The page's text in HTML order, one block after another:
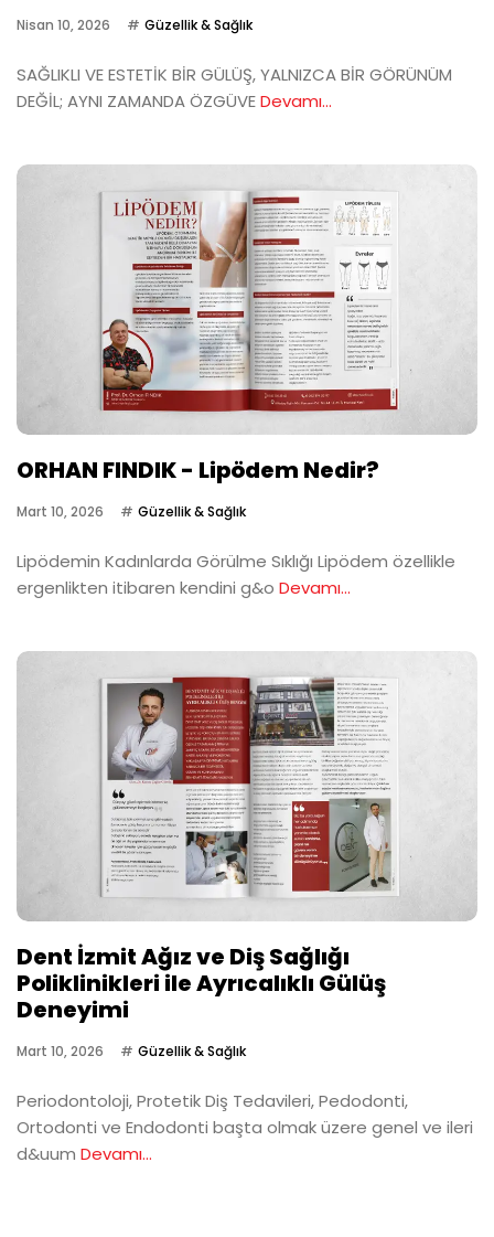
Nisan 10, 2026 Güzellik & Sağlık
SAĞLIKLI VE ESTETİK BİR GÜLÜŞ, YALNIZCA BİR GÖRÜNÜM
DEĞİL; AYNI ZAMANDA ÖZGÜVEDevamı...
ORHAN FINDIK - Lipödem Nedir?
Mart 10, 2026 Güzellik & Sağlık
Lipödemin Kadınlarda Görülme Sıklığı Lipödem özellikle
ergenlikten itibaren kendini g&o Devamı...
Dent İzmit Ağız ve Diş Sağlığı
Poliklinikleri ile Ayrıcalıklı Gülüş
Deneyimi
Mart 10, 2026 Güzellik & Sağlık
Periodontoloji, Protetik Diş Tedavileri, Pedodonti,
Ortodonti ve Endodonti başta olmak üzere genel ve ileri
d&uum Devamı...